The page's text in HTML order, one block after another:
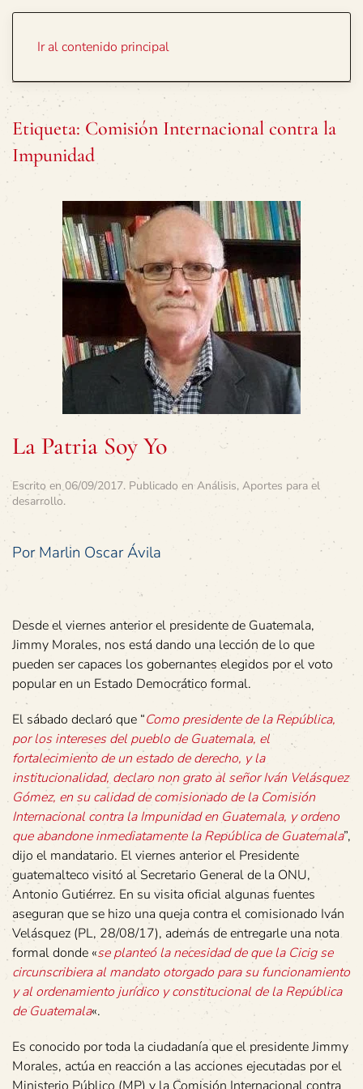
Ir al contenido principal
Etiqueta: Comisión Internacional contra la
Impunidad
La Patria Soy Yo
Escrito en06/09/2017. Publicado en Análisis, Aportes para el
desarrollo.
Por Marlin Oscar Ávila
Desde el viernes anterior el presidente de Guatemala,
Jimmy Morales, nos está dando una lección de lo que
pueden ser capaces los gobernantes elegidos por el voto
popular en un Estado Democrático formal.
El sábado declaró que “Como presidente de la República,
por los intereses del pueblo de Guatemala, el
fortalecimiento de un estado de derecho, y la
institucionalidad, declaro non grato al señor Iván Velásquez
Gómez, en su calidad de comisionado de la Comisión
Internacional contra la Impunidad en Guatemala, y ordeno
que abandone inmediatamente la República de Guatemala”,
dijo el mandatario. El viernes anterior el Presidente
guatemalteco visitó al Secretario General de la ONU,
Antonio Gutiérrez. En su visita oficial algunas fuentes
aseguran que se hizo una queja contra el comisionado Iván
Velásquez (PL, 28/08/17), además de entregarle una nota
formal donde «se planteó la necesidad de que la Cicig se
circunscribiera al mandato otorgado para su funcionamiento
y al ordenamiento jurídico y constitucional de la República
de Guatemala«.
Es conocido por toda la ciudadanía que el presidente Jimmy
Morales, actúa en reacción a las acciones ejecutadas por el